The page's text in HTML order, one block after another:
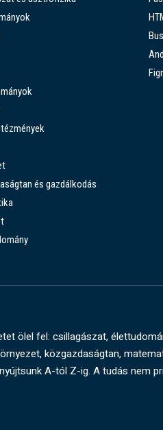
és gazdálkodás
ölel fel: csillagászat,
közgazdaságtan,
A-tól Z-ig. A tudás nem